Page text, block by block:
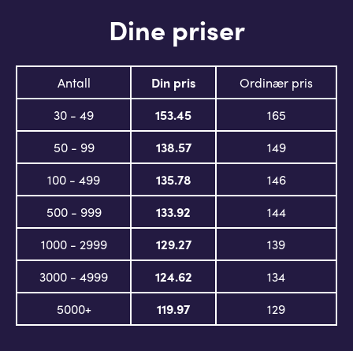
Dine priser
Antall Din pris
Ordinær pris
30 - 49
153.45
165
50 - 99
138.57
149
100 - 499
135.78
146
500 - 999
133.92
144
1000 - 2999
129.27
139
3000 - 4999
124.62
134
5000+
119.97 129